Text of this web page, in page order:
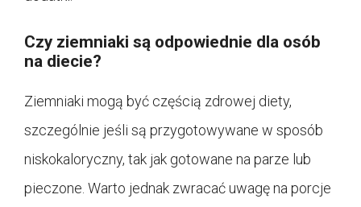
Czy ziemniaki są odpowiednie dla osób
na diecie?
Ziemniaki mogą być częścią zdrowej diety,
szczególnie jeśli są przygotowywane w sposób
niskokaloryczny, tak jak gotowane na parze lub
pieczone. Warto jednak zwracać uwagę na porcje